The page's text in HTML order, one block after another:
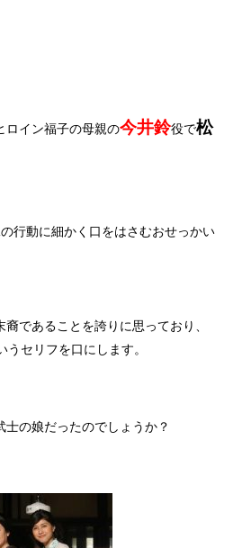
ロイン福子の母親の今井鈴役で松
行動に細かく口をはさむおせっかい
であることを誇りに思っており、
うセリフを口にします。
の娘だったのでしょうか？